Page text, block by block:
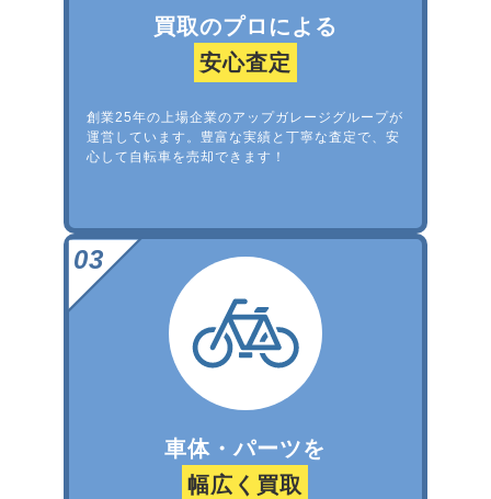
買取のプロによる
安心査定
創業25年の上場企業のアップガレージグループが
運営しています。豊富な実績と丁寧な査定で、安
心して自転車を売却できます！
車体・パーツを
幅広く買取